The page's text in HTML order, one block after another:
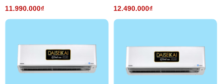
11.990.000₫
12.490.000₫